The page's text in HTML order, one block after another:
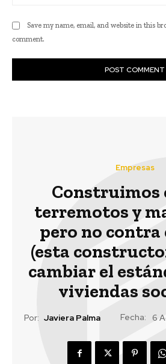
Save my name, email, and website in this
comment.